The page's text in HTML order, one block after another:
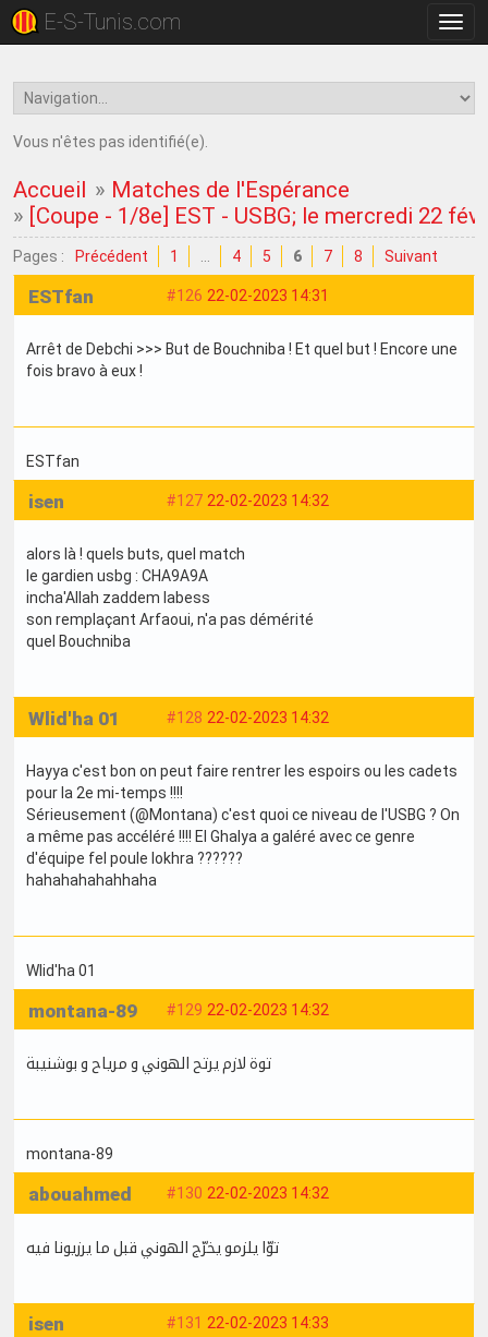
la
E-S-Tunis.com
Vous n'êtes pas identifié(e).
Accueil » Matches de l'Espérance
» [Coupe - 1/8e] EST - USBG; le mercredi 22
Pages : Précédent 1 4 5 6 7 8 Suivant
#126 22-02-2023 14:31
ESTfan
Arrêt de Debchi >>> But de Bouchniba ! Et quel but ! Encore une
fois bravo à eux !
ESTfan
#127 22-02-2023 14:32
isen
alors là ! quels buts, quel match
le gardien usbg : CHA9A9A
incha'Allah zaddem labess
son remplaçant Arfaoui, n'a pas démérité
quel Bouchniba
#128 22-02-2023 14:32
Wlid'ha 01
Hayya c'est bon on peut faire rentrer les espoirs ou les cadets
pour la 2e mi-temps !!!!
Sérieusement (@Montana) c'est quoi ce niveau de l'USBG ? On
a même pas accéléré !!!! El Ghalya a galéré avec ce genre
d'équipe fel poule lokhra ??????
hahahahahahhaha
Wlid'ha 01
#129 22-02-2023 14:32
montana-89
توة لازم يرتح الهوني و مرياح و بوشنيبة
montana-89
#130 22-02-2023 14:32
abouahmed
توّا يلزمو يخرّج الهوني قبل ما يرزيونا فيه
#131 22-02-2023 14:33
isen